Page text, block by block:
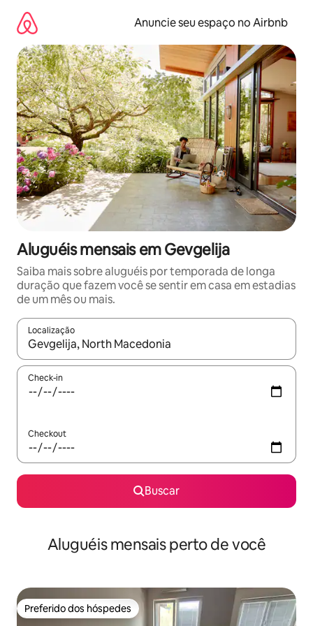
para
conteúdo
Anuncie seu espaço no Airbnb
Aluguéis mensais em Gevgelija
Saiba mais sobre aluguéis por temporada de longa
duração que fazem você se sentir em casa em estadias
de um mês ou mais.
Localização
Quando os resultados estiverem disponíveis, explore-os
Check-in
Checkout
Buscar
Aluguéis mensais perto de você
Preferido dos hóspedes
Preferido dos hóspedes